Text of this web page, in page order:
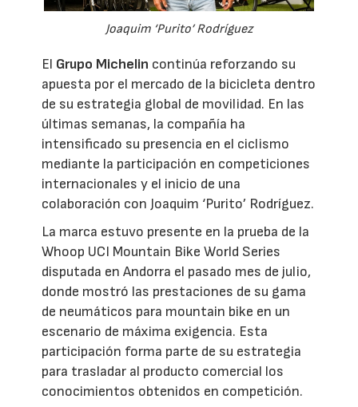
Joaquim ‘Purito’ Rodríguez
El Grupo Michelin continúa reforzando su
apuesta por el mercado de la bicicleta dentro
de su estrategia global de movilidad. En las
últimas semanas, la compañía ha
intensificado su presencia en el ciclismo
mediante la participación en competiciones
internacionales y el inicio de una
colaboración con Joaquim ‘Purito’ Rodríguez.
La marca estuvo presente en la prueba de la
Whoop UCI Mountain Bike World Series
disputada en Andorra el pasado mes de julio,
donde mostró las prestaciones de su gama
de neumáticos para mountain bike en un
escenario de máxima exigencia. Esta
participación forma parte de su estrategia
para trasladar al producto comercial los
conocimientos obtenidos en competición.